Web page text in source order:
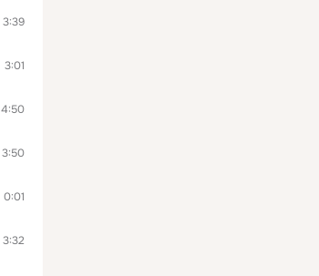
3:39
3:01
4:50
3:50
0:01
3:32